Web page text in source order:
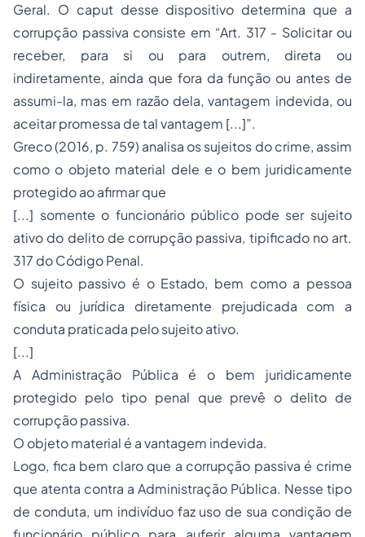
Geral. O caput desse dispositivo determina que a
corrupção passiva consiste em “Art. 317 - Solicitar ou
receber, para si ou para outrem, direta ou
indiretamente, ainda que fora da função ou antes de
assumi-la, mas em razão dela, vantagem indevida, ou
aceitar promessa de tal vantagem [...]”.
Greco (2016, p. 759) analisa os sujeitos do crime, assim
como o objeto material dele e o bem juridicamente
protegido ao afirmar que
[...] somente o funcionário público pode ser sujeito
ativo do delito de corrupção passiva, tipificado no art.
317 do Código Penal.
O sujeito passivo é o Estado, bem como a pessoa
física ou jurídica diretamente prejudicada com a
conduta praticada pelo sujeito ativo.
[...]
A Administração Pública é o bem juridicamente
protegido pelo tipo penal que prevê o delito de
corrupção passiva.
O objeto material é a vantagem indevida.
Logo, fica bem claro que a corrupção passiva é crime
que atenta contra a Administração Pública. Nesse tipo
de conduta, um indivíduo faz uso de sua condição de